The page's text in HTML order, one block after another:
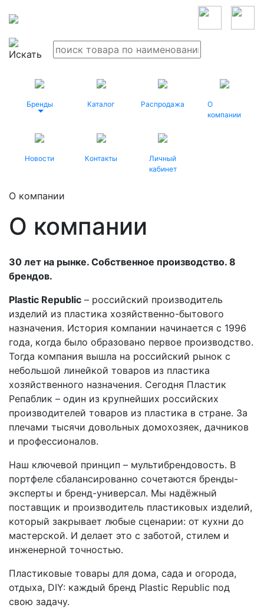
Бренды Каталог Распродажа
О
компании
Новости Контакты
Личный
кабинет
О компании
О компании
30 лет на рынке. Собственное производство. 8
брендов.
Plastic Republic – российский производитель
изделий из пластика хозяйственно-бытового
назначения. История компании начинается с 1996
года, когда было образовано первое производство.
Тогда компания вышла на российский рынок с
небольшой линейкой товаров из пластика
хозяйственного назначения. Сегодня Пластик
Репаблик – один из крупнейших российских
производителей товаров из пластика в стране. За
плечами тысячи довольных домохозяек, дачников
и профессионалов.
Наш ключевой принцип – мультибрендовость. В
портфеле сбалансированно сочетаются бренды-
эксперты и бренд-универсал. Мы надёжный
поставщик и производитель пластиковых изделий,
который закрывает любые сценарии: от кухни до
мастерской. И делает это с заботой, стилем и
инженерной точностью.
Пластиковые товары для дома, сада и огорода,
отдыха, DIY: каждый бренд Plastic Republic под
свою задачу.